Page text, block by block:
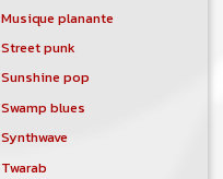
Musique planante
Street punk
Sunshine pop
Swamp blues
Synthwave
Twarab